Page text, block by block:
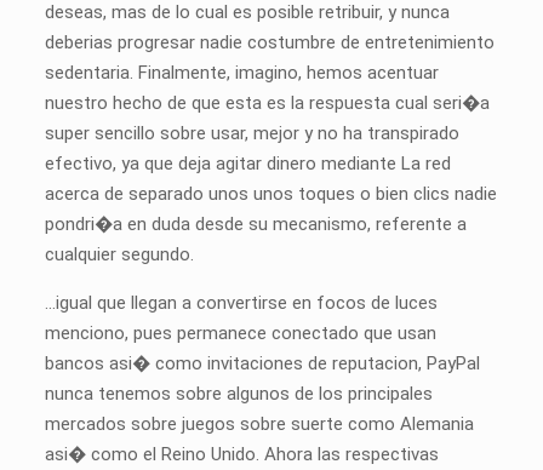
deseas, mas de lo cual es posible retribuir, y nunca
deberias progresar nadie costumbre de entretenimiento
sedentaria. Finalmente, imagino, hemos acentuar
nuestro hecho de que esta es la respuesta cual seri�a
super sencillo sobre usar, mejor y no ha transpirado
efectivo, ya que deja agitar dinero mediante La red
acerca de separado unos unos toques o bien clics nadie
pondri�a en duda desde su mecanismo, referente a
cualquier segundo.
…igual que llegan a convertirse en focos de luces
menciono, pues permanece conectado que usan
bancos asi� como invitaciones de reputacion, PayPal
nunca tenemos sobre algunos de los principales
mercados sobre juegos sobre suerte como Alemania
asi� como el Reino Unido. Ahora las respectivas